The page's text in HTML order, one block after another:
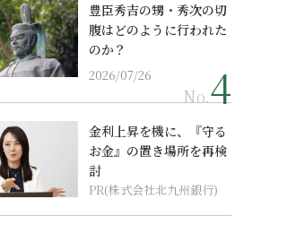
豊臣秀吉の甥・秀次の切
腹はどのように行われた
のか？
2026/07/26
No.
金利上昇を機に、『守る
お金』の置き場所を再検
討
PR(株式会社北九州銀行)